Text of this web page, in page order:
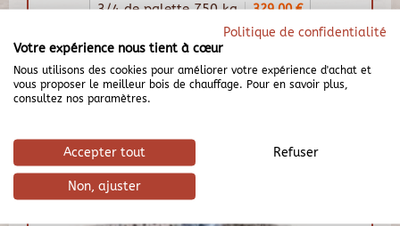
419,00 €
3/4 de palette 750 kg 329,00 €
419,00 €
Politique de confidentialité
Votre expérience nous tient à cœur
Nous utilisons des cookies pour améliorer votre expérience d'achat et
vous proposer le meilleur bois de chauffage. Pour en savoir plus,
consultez nos paramètres.
Accepter tout Refuser
Non, ajuster